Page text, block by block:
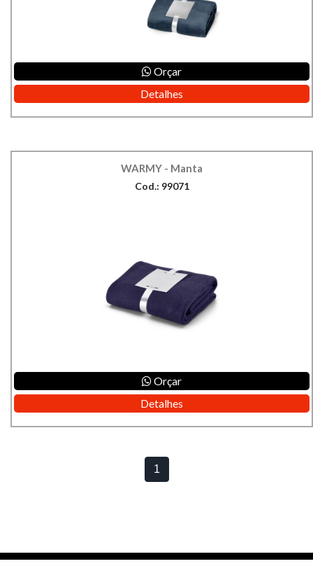
Orçar
Detalhes
WARMY - Manta
Cod.: 99071
Orçar
Detalhes
1